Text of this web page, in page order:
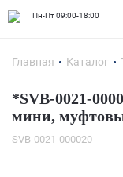
Пн-Пт 09:00-18:00
Главная Каталог
*SVB-0021-
мини,
SVB-0021-000020